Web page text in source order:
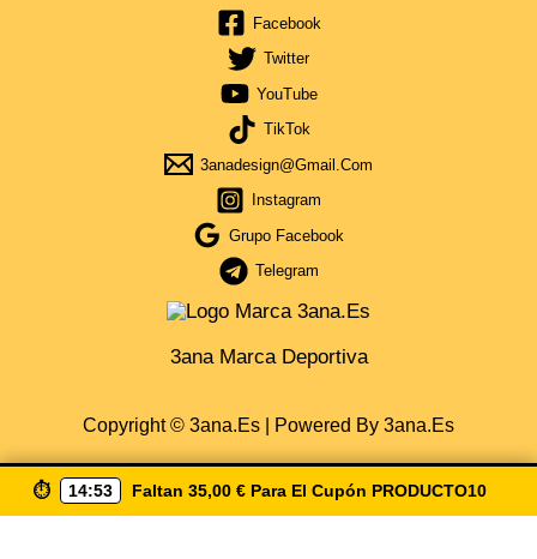
Facebook
Twitter
YouTube
TikTok
3anadesign@gmail.com
Instagram
Grupo Facebook
Telegram
3ana Marca Deportiva
Copyright © 3ana.es | Powered By 3ana.es
⏱️ 14:52 Faltan 35,00 € Para El Cupón PRODUCTO10